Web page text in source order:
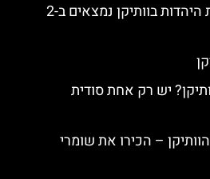
כתב יד ותיקן – אוצרות היהדות בוותיקן נמצאים ב-2
יש רק אחת סודית
– הכירו את שומרי